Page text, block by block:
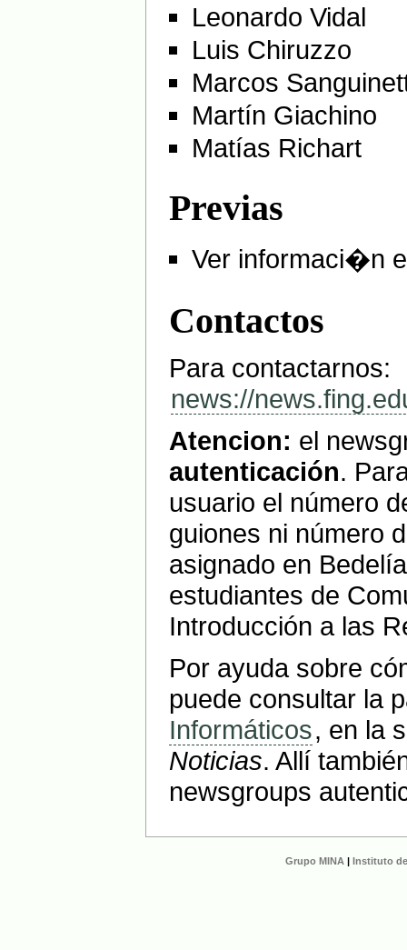
Leonardo Vidal
Luis Chiruzzo
Marcos
Martín Giachino
Matías Richart
Previas
Ver informaci�n
Contactos
Para contactarnos:
news://
Atencion: el
autenticación.
usuario el número
guiones ni número
asignado en
estudiantes de
Introducción a las
Por ayuda sobre
puede consultar la
Informáticos, en la
Noticias. Allí
newsgroups
Grupo MINA | Instituto